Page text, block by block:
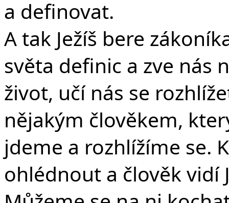
a definovat.
A tak Ježíš bere
světa definic a zve nás
život, učí nás se
nějakým člověkem,
jdeme a rozhlížíme se.
ohlédnout a člověk vidí